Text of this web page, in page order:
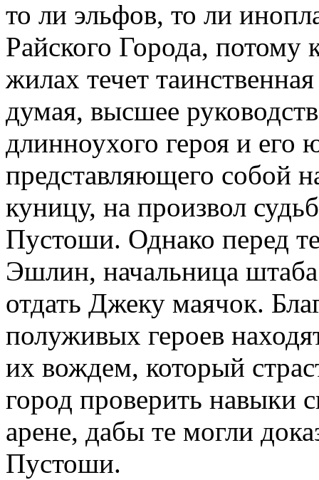
то ли эльфов, то ли
Райского Города, потому
жилах течет
думая, высшее
длинноухого героя и его
представляющего собой
куницу, на произвол
Пустоши. Однако перед
Эшлин, начальница штаба
отдать Джеку маячок.
полуживых героев
их вождем, который
город проверить навыки
арене, дабы те могли
Пустоши.